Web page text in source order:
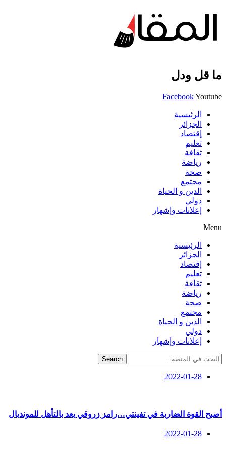
ما قل ودل
FacebookYoutube
الرئيسية
الجزائر
إقتصاد
تعليم
ثقافة
رياضة
صحة
مجتمع
الدين و الحياة
دولي
إعلانات وإشهار
Menu
الرئيسية
الجزائر
إقتصاد
تعليم
ثقافة
رياضة
صحة
مجتمع
الدين و الحياة
دولي
إعلانات وإشهار
Search
2022-01-28
أصبح القوة الضاربة في تفينتي…رامز زروقي يعد بالتأهل للمونديال
2022-01-28